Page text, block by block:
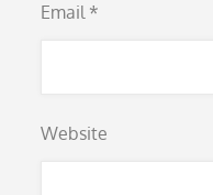
Email *
Website